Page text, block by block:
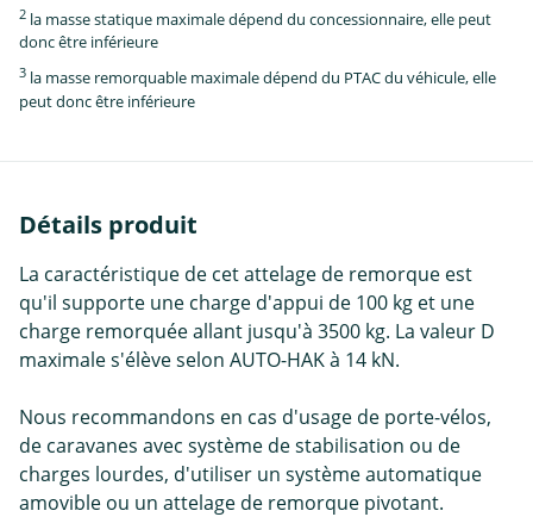
2 la masse statique maximale dépend du concessionnaire, elle peut
donc être inférieure
3 la masse remorquable maximale dépend du PTAC du véhicule, elle
peut donc être inférieure
Détails produit
La caractéristique de cet attelage de remorque est
qu'il supporte une charge d'appui de 100 kg et une
charge remorquée allant jusqu'à 3500 kg. La valeur D
maximale s'élève selon AUTO-HAK à 14 kN.
Nous recommandons en cas d'usage de porte-vélos,
de caravanes avec système de stabilisation ou de
charges lourdes, d'utiliser un système automatique
amovible ou un attelage de remorque pivotant.